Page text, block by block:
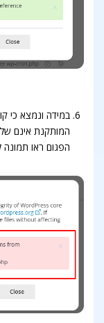
במידה ונמצא כי
המותקנת אינם
הפגום ראו